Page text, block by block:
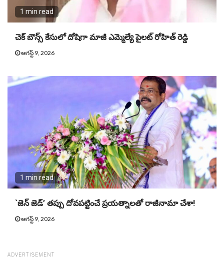
1 min read
చెక్ బౌన్స్ కేసులో దోషిగా మాజీ ఎమ్మెల్యే పైలట్ రోహిత్ రెడ్డి
ఆగస్ట్ 9, 2026
1 min read
`జెన్ జెడ్’ తప్పు దోవపట్టించే ప్రయత్నాలతో రాజీనామా చేశా!
ఆగస్ట్ 9, 2026
ADVERTISEMENT